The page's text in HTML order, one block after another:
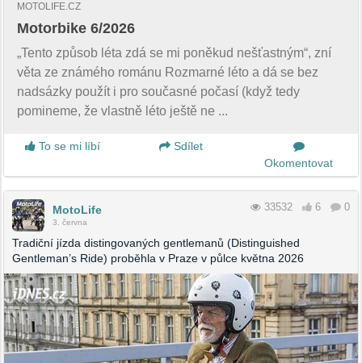
MOTOLIFE.CZ
Motorbike 6/2026
„Tento způsob léta zdá se mi poněkud nešťastným“, zní
věta ze známého románu Rozmarné léto a dá se bez
nadsázky použít i pro současné počasí (když tedy
pomineme, že vlastně léto ještě ne ...
To se mi líbí
Sdílet
Okomentovat
MotoLife
3. června
33532 6 0
Tradiční jízda distingovaných gentlemanů (Distinguished
Gentleman’s Ride) proběhla v Praze v půlce května 2026